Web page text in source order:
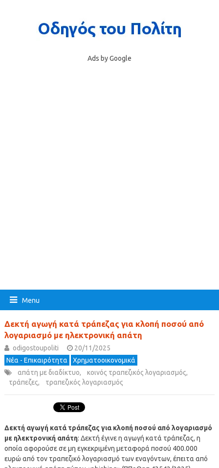
Ads by Google
Menu
Δεκτή αγωγή κατά τράπεζας για κλοπή ποσού από
λογαριασμό με ηλεκτρονική απάτη
odigostoupoliti
20/11/2025
Νέα - Επικαιρότητα
Χρηματοοικονομικά
απάτη με διαδίκτυο, κοινός τραπεζικός λογαριασμός,
τράπεζες, τραπεζικός λογαριασμός
Δεκτή αγωγή κατά τράπεζας για κλοπή ποσού από λογαριασμό
με ηλεκτρονική απάτη: Δεκτή έγινε η αγωγή κατά τράπεζας, η
οποία αφορούσε σε μη εγκεκριμένη μεταφορά ποσού 400.000
ευρώ από τον τραπεζικό λογαριασμό των εναγόντων, έπειτα από